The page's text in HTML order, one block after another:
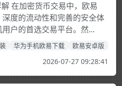
在加密货币交易中，欧易
度的流动性和完善的安全体
户的首选交易平台。然...
华为手机欧易下载 欧易安卓版
2026-07-27 09:28:41